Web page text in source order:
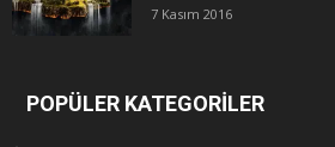
7 Kasım 2016
POPÜLER KATEGORİLER